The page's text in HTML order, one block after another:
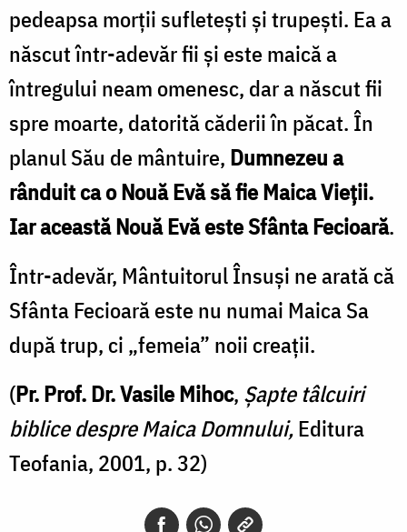
pedeapsa morții sufletești și trupești. Ea a
născut într-adevăr fii și este maică a
întregului neam omenesc, dar a născut fii
spre moarte, datorită căderii în păcat. În
planul Său de mântuire, Dumnezeu a
rânduit ca o Nouă Evă să fie Maica Vieții.
Iar această Nouă Evă este Sfânta Fecioară.
Într-adevăr, Mântuitorul Însuși ne arată că
Sfânta Fecioară este nu numai Maica Sa
după trup, ci „femeia” noii creații.
(Pr. Prof. Dr. Vasile Mihoc, Șapte tâlcuiri
biblice despre Maica Domnului,Editura
Teofania, 2001, p. 32)